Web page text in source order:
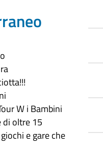
W i Bambini
di oltre 15
e gare che